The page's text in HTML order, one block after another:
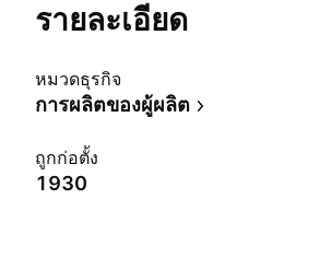
รายละเอียด
หมวดธุรกิจ
การผลิตของผู้ผลิต
ถูกก่อตั้ง
1930